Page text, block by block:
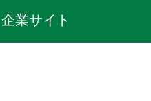
企業サイト